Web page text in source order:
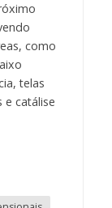
como
telas
e catálise